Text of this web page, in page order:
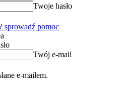
Twoje hasło
sprowadź pomoc
Twój e-mail
e-mailem.